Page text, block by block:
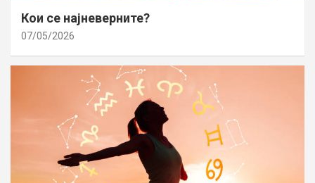
Кои се најневерните?
07/05/2026